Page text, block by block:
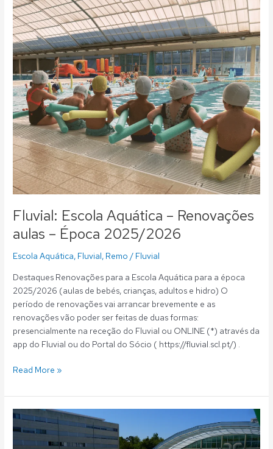
Fluvial: Escola Aquática – Renovações
aulas – Época 2025/2026
Escola Aquática, Fluvial, Remo / Fluvial
Destaques Renovações para a Escola Aquática para a época
2025/2026 (aulas de bebés, crianças, adultos e hidro) O
período de renovações vai arrancar brevemente e as
renovações vão poder ser feitas de duas formas:
presencialmente na receção do Fluvial ou ONLINE (*) através da
app do Fluvial ou do Portal do Sócio ( https://fluvial.scl.pt/) .
Escola
Aquática
–
Renovações
aulas
–
Época
2025/2026
Read More »
Fluvial:
Agosto